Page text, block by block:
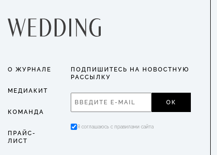
О ЖУРНАЛЕ
МЕДИАКИТ
КОМАНДА
ПРАЙС-
ЛИСТ
ПОДПИШИТЕСЬ НА НОВОСТНУЮ
РАССЫЛКУ
ОК
Я соглашаюсь с правилами сайта